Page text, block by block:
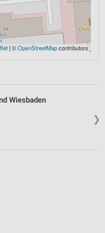
|©OpenStreetMapcontributors
❯
Wiesbaden